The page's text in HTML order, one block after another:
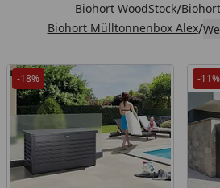
Biohort WoodStock/
Biohort Mülltonnenbox Alex/
-18% -11%